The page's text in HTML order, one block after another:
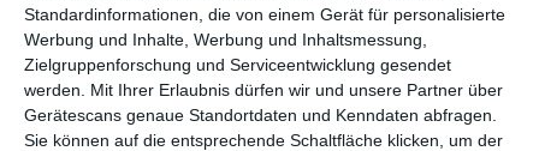
Standardinformationen, die von einem Gerät für personalisierte
Werbung und Inhalte, Werbung und Inhaltsmessung,
Zielgruppenforschung und Serviceentwicklung gesendet
werden.
Mit Ihrer Erlaubnis dürfen wir und unsere Partner über
Gerätescans genaue Standortdaten und Kenndaten abfragen.
Sie können auf die entsprechende Schaltfläche klicken, um der
WEITERE KARTEN IN DIESEN
KATEGORIEN ANSEHEN
Liebe und Gefühle
Ich denke an Dich